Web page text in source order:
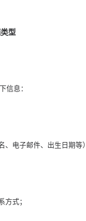
型
信息：
、电子邮件、出生日期等
式；